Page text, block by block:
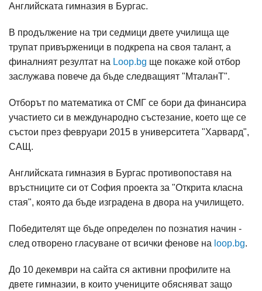
Английската гимназия в Бургас.
В продължение на три седмици двете училища ще
трупат привърженици в подкрепа на своя талант, а
финалният резултат на Loop.bg ще покаже кой отбор
заслужава повече да бъде следващият "МталанТ".
Отборът по математика от СМГ се бори да финансира
участието си в международно състезание, което ще се
състои през февруари 2015 в университета "Харвард",
САЩ.
Английската гимназия в Бургас противопоставя на
връстниците си от София проекта за "Открита класна
стая", която да бъде изградена в двора на училището.
Победителят ще бъде определен по познатия начин -
след отворено гласуване от всички фенове на loop.bg.
До 10 декември на сайта ся активни профилите на
двете гимназии, в които учениците обясняват защо